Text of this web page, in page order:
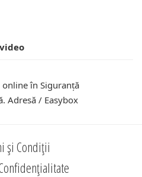
online în Siguranță
Adresă / Easybox
și Condiții